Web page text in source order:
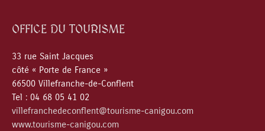
OFFICE DU TOURISME
33 rue Saint Jacques
côté « Porte de France »
66500 Villefranche-de-Conflent
Tel : 04 68 05 41 02
villefranchedeconflent@tourisme-canigou.com
www.tourisme-canigou.com